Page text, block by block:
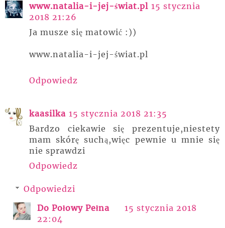
www.natalia-i-jej-świat.pl 15 stycznia
2018 21:26
Ja musze się matowić :))
www.natalia-i-jej-świat.pl
Odpowiedz
kaasilka 15 stycznia 2018 21:35
Bardzo ciekawie się prezentuje,niestety
mam skórę suchą,więc pewnie u mnie się
nie sprawdzi
Odpowiedz
Odpowiedzi
Do Połowy Pełna
15 stycznia 2018
22:04